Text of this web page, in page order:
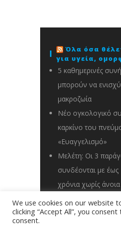
Όλα όσα
για υγεία,
5 καθημερινές
μπορούν να
μακροζωία
Νέο ογκολογικό
καρκίνο του
«Ευαγγελισμό»
Μελέτη: Οι 3
συνδέονται με
χρόνια χωρίς άνοια
info@energyin.gr
We use cookies on our website
clicking “Accept All”, you
consent.